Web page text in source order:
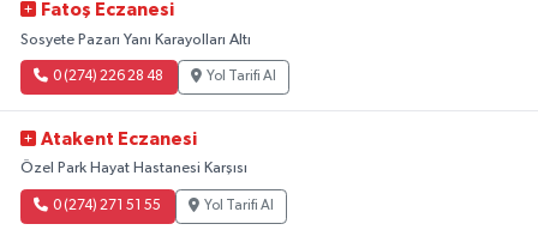
Fatoş Eczanesi
Sosyete Pazarı Yanı Karayolları Altı
0 (274) 226 28 48 Yol Tarifi Al
Atakent Eczanesi
Özel Park Hayat Hastanesi Karşısı
0 (274) 271 51 55 Yol Tarifi Al